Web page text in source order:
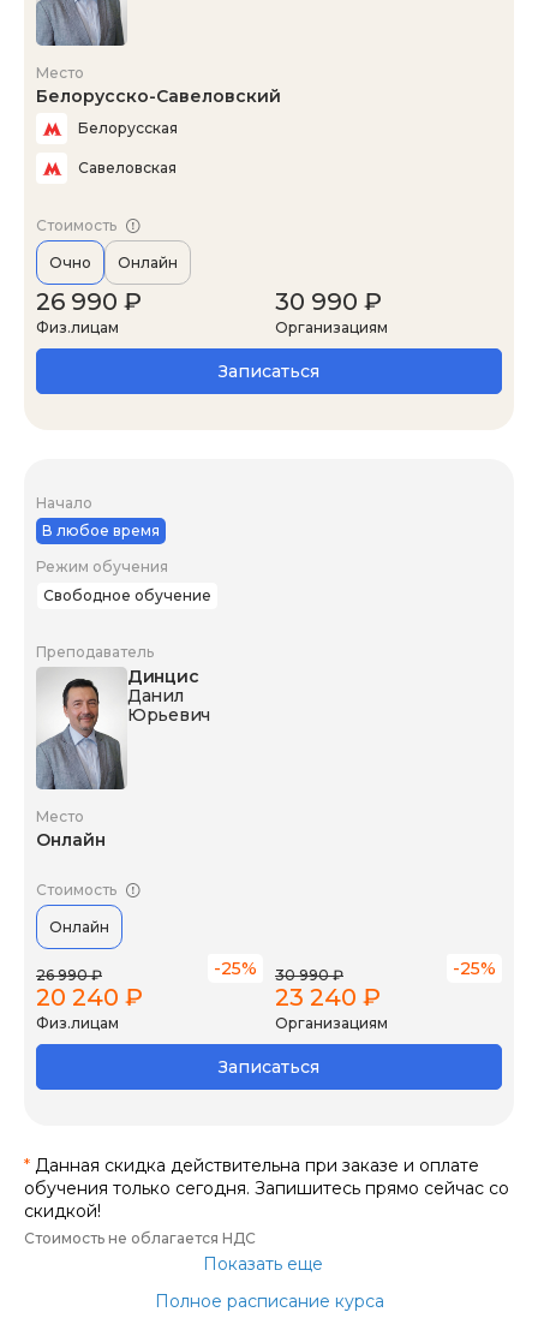
Место
Белорусско-Савеловский
Белорусская
Савеловская
Стоимость
Очно Онлайн
26 990 ₽
Физ.лицам
30 990 ₽
Организациям
Записаться
Начало
В любое время
Режим обучения
Свободное обучение
Преподаватель
Динцис
Данил
Юрьевич
Место
Онлайн
Стоимость
Онлайн
26 990 ₽ -25%
20 240 ₽
Физ.лицам
30 990 ₽ -25%
23 240 ₽
Организациям
Записаться
* Данная скидка действительна при заказе и оплате
обучения только сегодня. Запишитесь прямо сейчас со
скидкой!
Стоимость не облагается НДС
Показать еще
Полное расписание курса